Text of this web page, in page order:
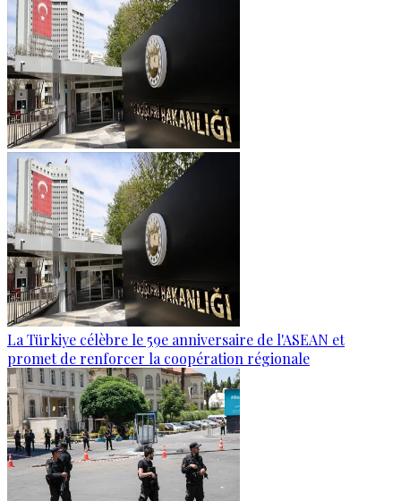
La Türkiye célèbre le 59e anniversaire de l'ASEAN et
promet de renforcer la coopération régionale